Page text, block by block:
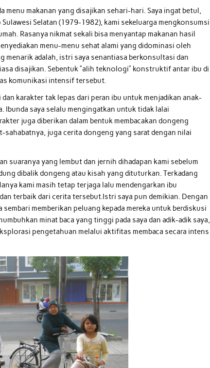
makanan yang disajikan sehari-hari. Saya ingat betul,
Selatan (1979-1982), kami sekeluarga mengkonsumsi
Rasanya nikmat sekali bisa menyantap makanan hasil
menu-menu sehat alami yang didominasi oleh
menarik adalah, istri saya senantiasa berkonsultasi dan
disajikan. Sebentuk “alih teknologi” konstruktif antar ibu di
komunikasi intensif tersebut.
karakter tak lepas dari peran ibu untuk menjadikan anak-
Ibunda saya selalu mengingatkan untuk tidak lalai
juga diberikan dalam bentuk membacakan dongeng
juga cerita dongeng yang sarat dengan nilai
suaranya yang lembut dan jernih dihadapan kami sebelum
dibalik dongeng atau kisah yang dituturkan. Terkadang
kami masih tetap terjaga lalu mendengarkan ibu
terbaik dari cerita tersebut.Istri saya pun demikian. Dengan
memberikan peluang kepada mereka untuk berdiskusi
minat baca yang tinggi pada saya dan adik-adik saya,
pengetahuan melalui aktifitas membaca secara intens